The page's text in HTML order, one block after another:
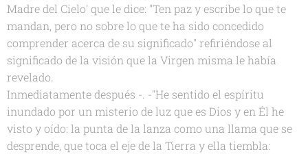
Madre del Cielo' que le dice: "Ten paz y escribe lo que te
mandan, pero no sobre lo que te ha sido concedido
comprender acerca de su significado" refiriéndose al
significado de la visión que la Virgen misma le había
revelado.
Inmediatamente después -. -"He sentido el espíritu
inundado por un misterio de luz que es Dios y en Él he
visto y oído: la punta de la lanza como una llama que se
desprende, que toca el eje de la Tierra y ella tiembla: